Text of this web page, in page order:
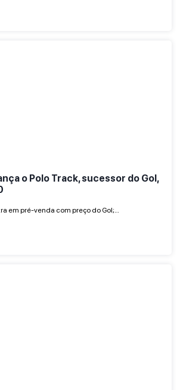
o Polo Track, sucessor do Gol,
em pré-venda com preço do Gol;…